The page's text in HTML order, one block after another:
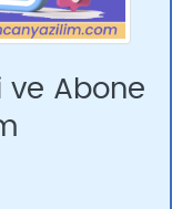
ve Abone